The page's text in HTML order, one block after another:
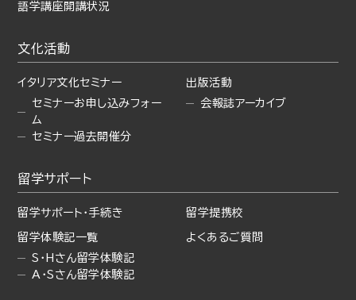
語学講座開講状況
文化活動
イタリア文化セミナー
セミナーお申し込みフォー
ム
セミナー過去開催分
出版活動
会報誌アーカイブ
留学サポート
留学サポート・手続き 留学提携校
留学体験記一覧
S・Hさん留学体験記
A・Sさん留学体験記
よくあるご質問